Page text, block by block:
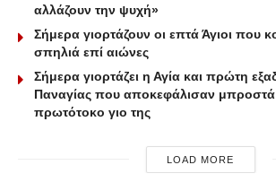
αλλάζουν την ψυχή»
Σήμερα γιορτάζουν οι επτά Άγιοι που
σπηλιά επί αιώνες
Σήμερα γιορτάζει η Αγία και πρώτη
Παναγίας που αποκεφάλισαν μπροστά
πρωτότοκο γιο της
LOAD MORE